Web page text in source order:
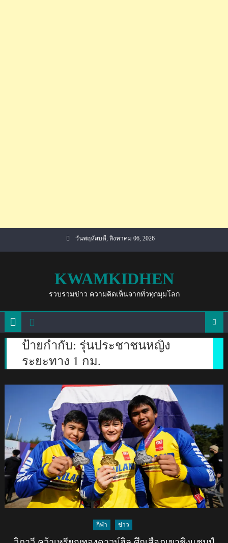
วันพฤหัสบดี, สิงหาคม 06, 2026
KWAMKIDHEN
รวบรวมข่าว ความคิดเห็นจากทั่วทุกมุมโลก
ป้ายกำกับ: รุ่นประชาชนหญิง
ระยะทาง 1 กม.
กีฬา ข่าว